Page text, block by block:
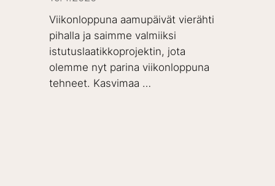
Viikonloppuna aamupäivät vierähti
pihalla ja saimme valmiiksi
istutuslaatikkoprojektin, jota
olemme nyt parina viikonloppuna
tehneet. Kasvimaa …